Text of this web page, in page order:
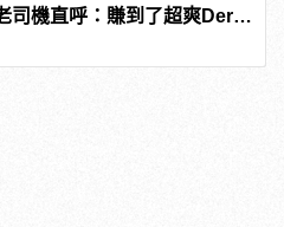
司機直呼：賺到了超爽Der～